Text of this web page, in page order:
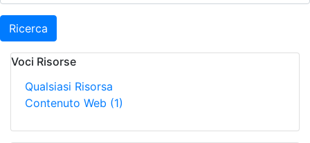
Ricerca
Voci Risorse
Qualsiasi Risorsa
Contenuto Web (1)